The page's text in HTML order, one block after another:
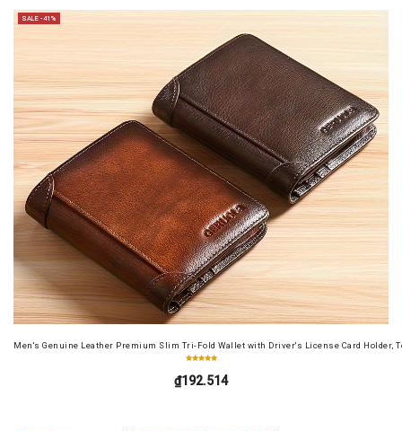
SALE -41%
Men's Genuine Leather Premium Slim Tri-Fold Wallet with Driver's License Card Holder,
₫192.514